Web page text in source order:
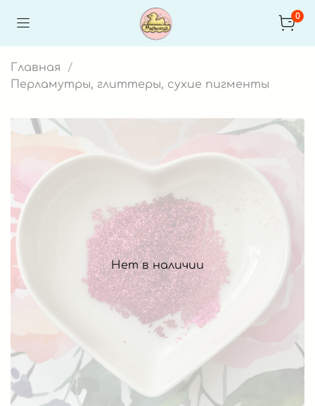
0
Главная
Перламутры, глиттеры, сухие пигменты
Нет в наличии